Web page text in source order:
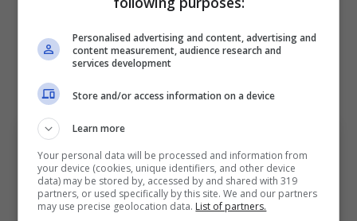
nemmeno del secondo giallo (quello non
dato a Rowe). L’allenatore del Bologna è
stato intelligente a far uscire i due giocatori,
forse ha intuito qualcosa”
Personalised advertising and content, advertising and
content measurement, audience research and
services development
Store and/or access information on a device
Learn more
Your personal data will be processed and information from
your device (cookies, unique identifiers, and other device
data) may be stored by, accessed by and shared with 319
partners, or used specifically by this site. We and our partners
may use precise geolocation data. List of partners.